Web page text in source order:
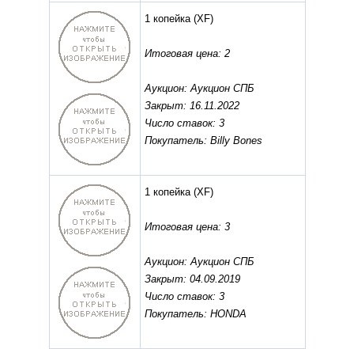
1 копейка (XF)
Итоговая цена: 2
Аукцион: Аукцион СПБ
Закрыт: 16.11.2022
Число ставок: 3
Покупатель: Billy Bones
1 копейка (XF)
Итоговая цена: 3
Аукцион: Аукцион СПБ
Закрыт: 04.09.2019
Число ставок: 3
Покупатель: HONDA